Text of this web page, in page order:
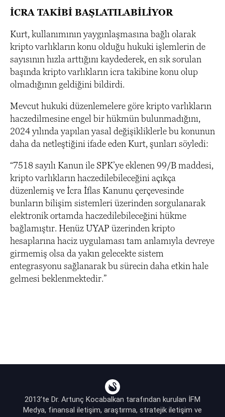
İCRA TAKİBİ BAŞLATILABİLİYOR
Kurt, kullanımının yaygınlaşmasına bağlı olarak
kripto varlıkların konu olduğu hukuki işlemlerin de
sayısının hızla arttığını kaydederek, en sık sorulan
başında kripto varlıkların icra takibine konu olup
olmadığının geldiğini bildirdi.
Mevcut hukuki düzenlemelere göre kripto varlıkların
haczedilmesine engel bir hükmün bulunmadığını,
2024 yılında yapılan yasal değişikliklerle bu konunun
daha da netleştiğini ifade eden Kurt, şunları söyledi:
“7518 sayılı Kanun ile SPK’ye eklenen 99/B maddesi,
kripto varlıkların haczedilebileceğini açıkça
düzenlemiş ve İcra İflas Kanunu çerçevesinde
bunların bilişim sistemleri üzerinden sorgulanarak
elektronik ortamda haczedilebileceğini hükme
bağlamıştır. Henüz UYAP üzerinden kripto
hesaplarına haciz uygulaması tam anlamıyla devreye
girmemiş olsa da yakın gelecekte sistem
entegrasyonu sağlanarak bu sürecin daha etkin hale
gelmesi beklenmektedir.”
2013’te Dr. Artunç Kocabalkan tarafından kurulan İFM
Medya, finansal iletişim, araştırma, stratejik iletişim ve